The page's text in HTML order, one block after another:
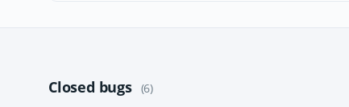
Closed bugs (6)